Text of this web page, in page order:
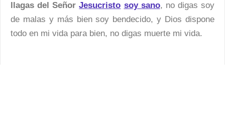
llagas del SeñorJesucristo soy sano, no digas soy
de malas y más bien soy bendecido, y Dios dispone
todo en mi vida para bien, no digas muerte mi vida.